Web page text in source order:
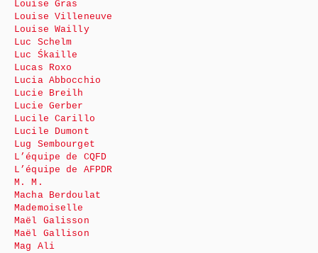
Louise Gras
Louise Villeneuve
Louise Wailly
Luc Schelm
Luc Śkaille
Lucas Roxo
Lucia Abbocchio
Lucie Breilh
Lucie Gerber
Lucile Carillo
Lucile Dumont
Lug Sembourget
L’équipe de CQFD
L’équipe de AFPDR
M. M.
Macha Berdoulat
Mademoiselle
Maël Galisson
Maël Gallison
Mag Ali